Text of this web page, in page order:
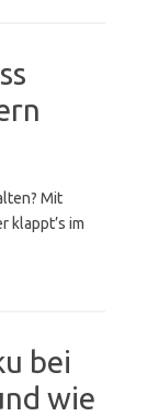
Mit
klappt’s im
bei
wie